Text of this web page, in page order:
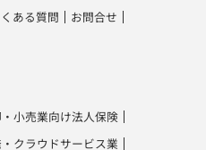
ある質問
お問合せ
小売業向け法人保険
クラウドサービス業